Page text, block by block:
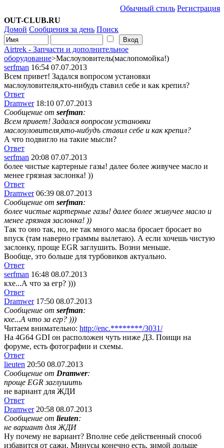
Обычный стиль Регистрация
OUT-CLUB.RU
Домой Сообщения за день Поиск
Airtrek - Запчасти и дополнительное
оборудование>Маслоуловитель(маслопомойка!)
serfman 16:54 07.07.2013
Всем привет! Задался вопросом установки
маслоуловителя,кто-нибудъ ставил себе и как крепил?
Ответ
Dramwer18:10 07.07.2013
Сообщение от serfman:
Всем привет! Задался вопросом установки
маслоуловителя,кто-нибудъ ставил себе и как крепил?
А что подвигло на такие мысли?
Ответ
serfman 20:08 07.07.2013
более чистые картерные газы! далее более живучее масло и
менее грязная заслонка! ))
Ответ
Dramwer06:39 08.07.2013
Сообщение от serfman:
более чистые картерные газы! далее более живучее масло и
менее грязная заслонка! ))
Так то оно так, но, не так много масла бросает бросает во
впуск (там наверно граммы вылетаю). А если хочешь чистую
заслонку, проще EGR заглушить. Возни меньше.
Вообще, это больше для турбовиков актуально.
Ответ
serfman 16:48 08.07.2013
кхе...А что за егр? )))
Ответ
Dramwer17:50 08.07.2013
Сообщение от serfman:
кхе...А что за егр? )))
Читаем внимательно: http://enc.********/3031/
На 4G64 GDI он расположен чуть ниже ДЗ. Поищи на
форуме, есть фотографии и схемы.
Ответ
lieuten 20:50 08.07.2013
Сообщение от Dramwer:
проще EGR заглушить
не вариант для ЖДИ
Ответ
Dramwer20:58 08.07.2013
Сообщение от lieuten:
не вариант для ЖДИ
Ну почему не вариант? Вполне себе действенный способ
избавится от сажи. Минусы конечно есть, зимой дольше